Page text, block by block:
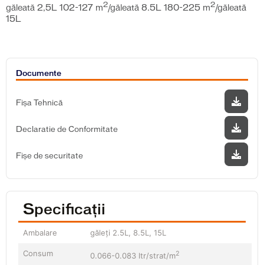
găleată 2,5L 102-127 m2/găleată 8.5L 180-225 m2/găleată
15L
Documente
Fișa Tehnică
Declaratie de Conformitate
Fișe de securitate
Specificații
Ambalare găleți 2.5L, 8.5L, 15L
Consum 0.066-0.083 ltr/strat/m2